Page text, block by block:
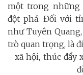
một trong những
đột phá. Đối với
như Tuyên
trò quan trọng, là
- xã hội, thúc đẩy